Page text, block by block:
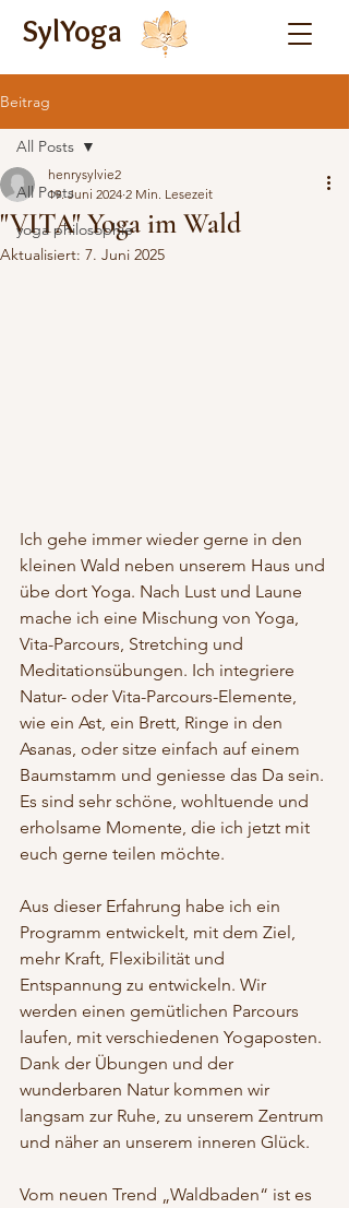
SylYoga
Beitrag
All Posts
yoga philosophie
All Posts
"VITA" Yoga im Wald
henrysylvie2
19. Juni 2024 2 Min. Lesezeit
Aktualisiert: 7. Juni 2025
Ich gehe immer wieder gerne in den
kleinen Wald neben unserem Haus und
übe dort Yoga. Nach Lust und Laune
mache ich eine Mischung von Yoga,
Vita-Parcours, Stretching und
Meditationsübungen. Ich integriere
Natur- oder Vita-Parcours-Elemente,
wie ein Ast, ein Brett, Ringe in den
Asanas, oder sitze einfach auf einem
Baumstamm und geniesse das Da sein.
Es sind sehr schöne, wohltuende und
erholsame Momente, die ich jetzt mit
euch gerne teilen möchte.
Aus dieser Erfahrung habe ich ein
Programm entwickelt, mit dem Ziel,
mehr Kraft, Flexibilität und
Entspannung zu entwickeln. Wir
werden einen gemütlichen Parcours
laufen, mit verschiedenen Yogaposten.
Dank der Übungen und der
wunderbaren Natur kommen wir
langsam zur Ruhe, zu unserem Zentrum
und näher an unserem inneren Glück.
Vom neuen Trend „Waldbaden“ ist es